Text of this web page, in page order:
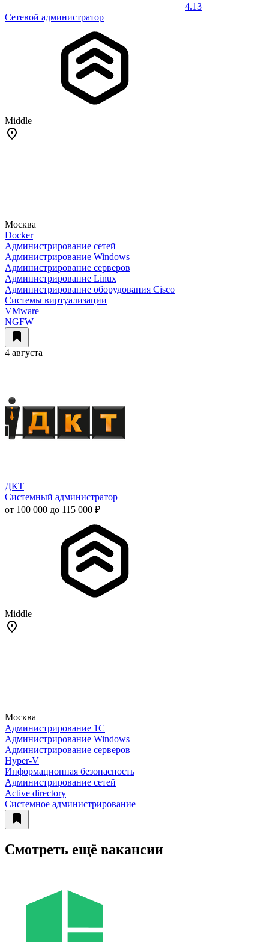
4.13
Сетевой администратор
Middle
Москва
Docker
Администрирование сетей
Администрирование Windows
Администрирование серверов
Администрирование Linux
Администрирование оборудования Cisco
Системы виртуализации
VMware
NGFW
4 августа
ДКТ
Системный администратор
от 100 000 до 115 000 ₽
Middle
Москва
Администрирование 1С
Администрирование Windows
Администрирование серверов
Hyper-V
Информационная безопасность
Администрирование сетей
Active directory
Системное администрирование
Смотреть ещё вакансии